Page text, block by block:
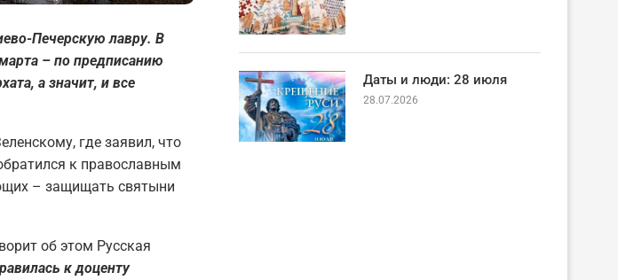
Печерскую лавру. В
– по предписанию
а значит, и все
где заявил, что
к православным
– защищать святыни
об этом Русская
к доценту
Даты и люди: 28 июля
28.07.2026